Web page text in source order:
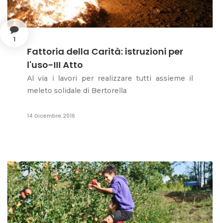
1
Fattoria della Carità: istruzioni per
l'uso-III Atto
Al via i lavori per realizzare tutti assieme il
meleto solidale di Bertorella
14 Dicembre 2016